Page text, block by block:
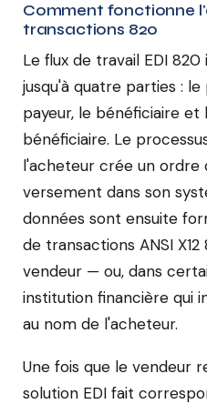
Comment fonctionne
transactions 820
Le flux de travail EDI
jusqu'à quatre parties : le
payeur, le bénéficiaire et
bénéficiaire. Le
l'acheteur crée un ordre
versement dans son
données sont ensuite
de transactions ANSI
vendeur — ou, dans
institution financière qui
au nom de l'acheteur.
Une fois que le vendeur
solution EDI fait